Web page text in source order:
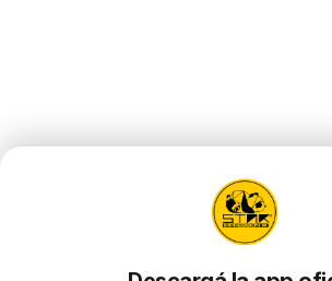
the
product
page